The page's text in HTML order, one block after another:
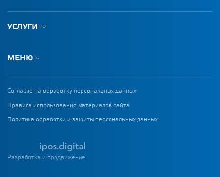
УСЛУГИ
МЕНЮ
Согласие на обработку персональных данных
Правила использования материалов сайта
Политика обработки и защиты персональных данных
Разработка и продвижение